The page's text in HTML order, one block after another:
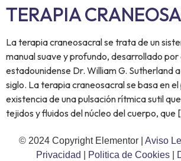
TERAPIA
La terapia craneosacral se trata de un
manual suave y profundo, desarrollado
estadounidense Dr. William G. Sutherland
siglo. La terapia craneosacral se basa en
existencia de una pulsación rítmica sutil
tejidos y fluidos del núcleo del cuerpo, que
© 2024 Copyright Elementor | Aviso
Privacidad
Politica de Cookies